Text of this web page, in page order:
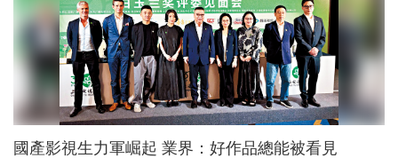
國產影視生力軍崛起 業界：好作品總能被看見